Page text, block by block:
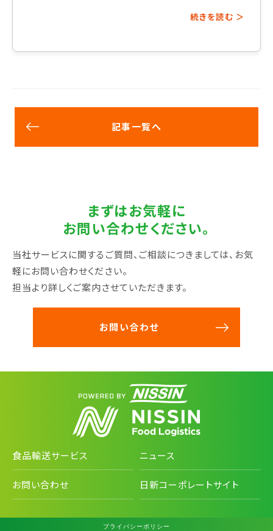
続きを読む ＞
記事一覧へ
まずはお気軽に
お問い合わせください。
当社サービスに関するご質問、ご相談につきましては、お気
軽にお問い合わせください。
担当より詳しくご案内させていただきます。
お問い合わせ
食品輸送サービス ニュース
お問い合わせ 日新コーポレートサイト
プライバシーポリシー